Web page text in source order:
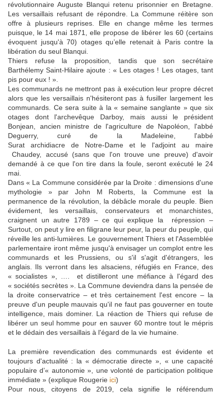
révolutionnaire Auguste Blanqui retenu prisonnier en Bretagne.
Les versaillais refusant de répondre. La Commune réitère son
offre à plusieurs reprises. Elle en change même les termes
puisque, le 14 mai 1871, elle propose de libérer les 60 (certains
évoquent jusqu'à 70) otages qu’elle retenait à Paris contre la
libération du seul Blanqui.
Thiers refuse la proposition, tandis que son secrétaire
Barthélemy Saint-Hilaire ajoute : « Les otages ! Les otages, tant
pis pour eux ! ».
Les communards ne mettront pas à exécution leur propre décret
alors que les versaillais n'hésiteront pas à fusiller largement les
communards. Ce sera suite à la « semaine sanglante » que six
otages dont l'archevêque Darboy, mais aussi le président
Bonjean, ancien ministre de l'agriculture de Napoléon, l'abbé
Deguerry, curé de la Madeleine, l'abbé
Surat archidiacre de Notre-Dame et le l'adjoint au maire
Chaudey, accusé (sans que l'on trouve une preuve) d'avoir
demandé à ce que l'on tire dans la foule, seront exécuté le 24
mai.
Dans « La Commune considérée par la Droite : dimensions d'une
mythologie » par John M Roberts, la Commune est la
permanence de la révolution, la débâcle morale du peuple. Bien
évidement, les versaillais, conservateurs et monarchistes,
craignent un autre 1789 – ce qui explique la répression –
Surtout, on peut y lire en filigrane leur peur, la peur du peuple, qui
réveille les anti-lumières. Le gouvernement Thiers et l'Assemblée
parlementaire iront même jusqu'à envisager un complot entre les
communards et les Prussiens, ou s'il s'agit d'étrangers, les
anglais. Ils verront dans les alsaciens, réfugiés en France, des
« socialistes », …. et distilleront une méfiance à l'égard des
« sociétés secrètes ». La Commune deviendra dans la pensée de
la droite conservatrice – et très certainement l'est encore – la
preuve d'un peuple mauvais qu'il ne faut pas gouverner en toute
intelligence, mais dominer. La réaction de Thiers qui refuse de
libérer un seul homme pour en sauver 60 montre tout le mépris
et le dédain des versaillais à l'égard de la vie humaine.
La première revendication des communards est évidente et
toujours d'actualité : la « démocratie directe », « une capacité
populaire d’« autonomie », une volonté de participation politique
immédiate » (explique Rougerie ici)
Pour nous, citoyens de 2019, cela signifie le référendum